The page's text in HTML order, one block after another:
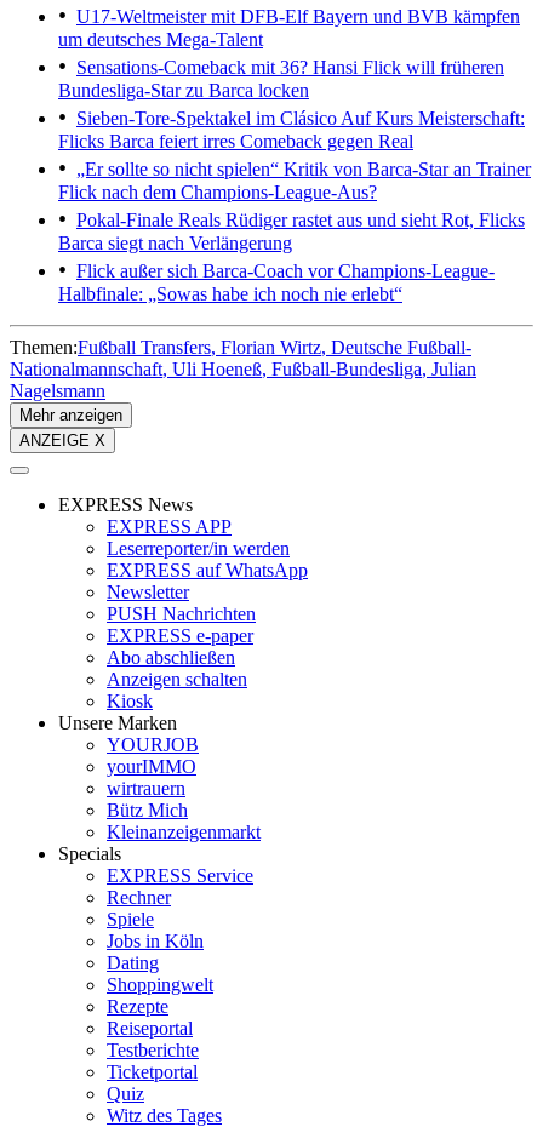
U17-Weltmeister mit DFB-ElfBayern und BVB kämpfen
um deutsches Mega-Talent
Sensations-Comeback mit 36? Hansi Flick will früheren
Bundesliga-Star zu Barca locken
Sieben-Tore-Spektakel im Clásico Auf Kurs Meisterschaft:
Flicks Barca feiert irres Comeback gegen Real
„Er sollte so nicht spielen“ Kritik von Barca-Star an Trainer
Flick nach dem Champions-League-Aus?
Pokal-Finale Reals Rüdiger rastet aus und sieht Rot, Flicks
Barca siegt nach Verlängerung
Flick außer sich Barca-Coach vor Champions-League-
Halbfinale: „Sowas habe ich noch nie erlebt“
Themen:Fußball Transfers Florian Wirtz Deutsche Fußball-
Nationalmannschaft Uli Hoeneß Fußball-Bundesliga Julian
Nagelsmann
Mehr anzeigen
ANZEIGE X
EXPRESS News
EXPRESS APP
Leserreporter/in werden
EXPRESS auf WhatsApp
Newsletter
PUSH Nachrichten
EXPRESS e-paper
Abo abschließen
Anzeigen schalten
Kiosk
Unsere Marken
YOURJOB
yourIMMO
wirtrauern
Bütz Mich
Kleinanzeigenmarkt
Specials
EXPRESS Service
Rechner
Spiele
Jobs in Köln
Dating
Shoppingwelt
Rezepte
Reiseportal
Testberichte
Ticketportal
Quiz
Witz des Tages